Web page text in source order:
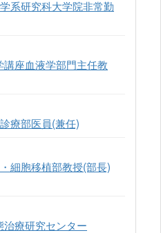
系研究科大学院非常勤
座血液学部門主任教
療部医員(兼任)
細胞移植部教授(部長)
療研究センター